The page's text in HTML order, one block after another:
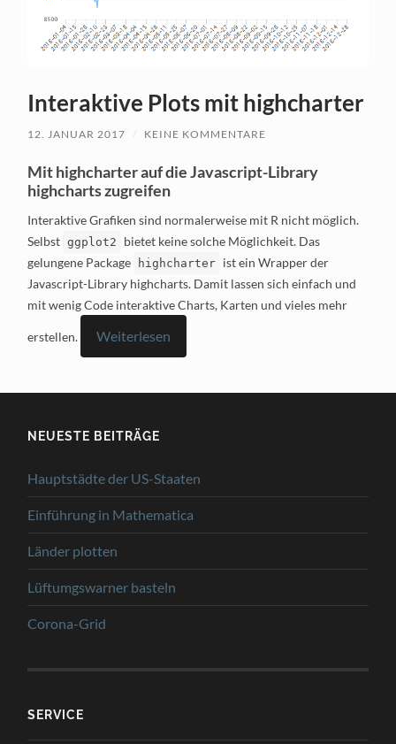
Interaktive Plots mit highcharter
12. JANUAR 2017 / KEINE KOMMENTARE
Mit highcharter auf die Javascript-Library
highcharts zugreifen
Interaktive Grafiken sind normalerweise mit R nicht möglich.
Selbst ggplot2
bietet keine solche Möglichkeit. Das
gelungene Package
highcharter ist ein Wrapper der
Javascript-Library highcharts. Damit lassen sich einfach und
mit wenig Code interaktive Charts, Karten und vieles mehr
erstellen. Weiterlesen
NEUESTE BEITRÄGE
Hauptstädte der US-Staaten
Einführung in Mathematica
Länder plotten
Lüftumgswarner basteln
Corona-Grid
SERVICE